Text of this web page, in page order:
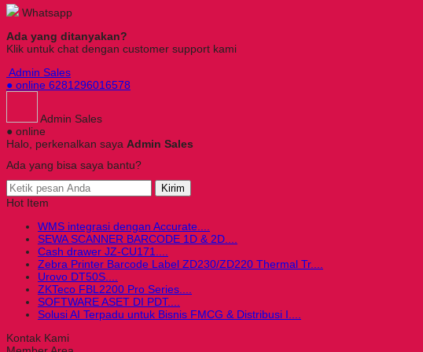
Whatsapp
Ada yang ditanyakan?
Klik untuk chat dengan customer support kami
Admin Sales
● online 6281296016578
Admin Sales
● online
Halo, perkenalkan saya Admin Sales
Ada yang bisa saya bantu?
Kirim
Hot Item
WMS integrasi dengan Accurate....
SEWA SCANNER BARCODE 1D & 2D....
Cash drawer JZ-CU171....
Zebra Printer Barcode Label ZD230/ZD220 Thermal Tr....
Urovo DT50S....
ZKTeco FBL2200 Pro Series....
SOFTWARE ASET DI PDT....
Solusi AI Terpadu untuk Bisnis FMCG & Distribusi I....
Kontak Kami